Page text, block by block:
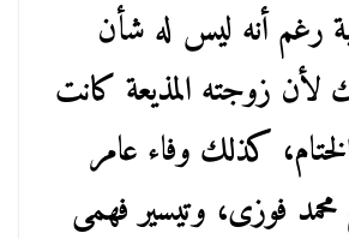
رغم أنه ليس له شأن
لأن زوجته المذيعة كانت
كذلك وفاء عامر
محمد فوزى، وتيسير فهمى